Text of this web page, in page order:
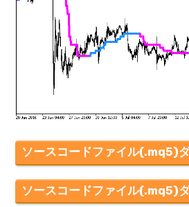
ソースコードファイル(.mq5)
ソースコードファイル(.mq5)